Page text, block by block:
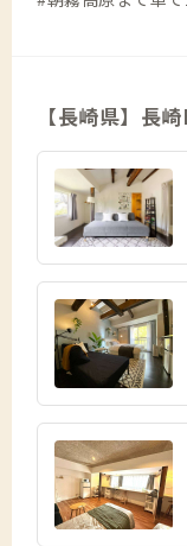
【長崎県】長